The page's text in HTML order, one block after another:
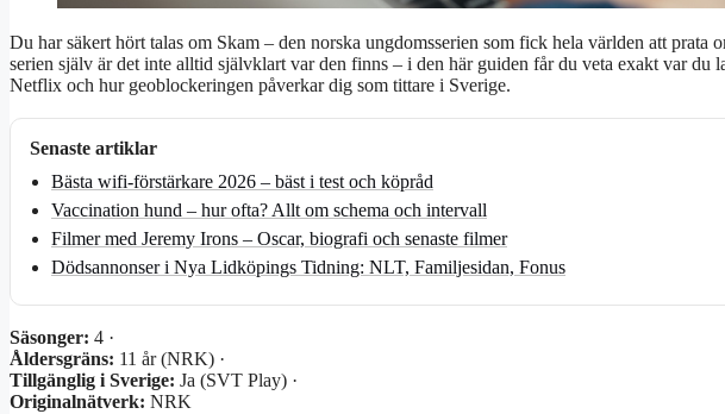
Du har säkert hört talas om Skam – den norska ungdomsserien som fick hela världen att
serien själv är det inte alltid självklart var den finns – i den här guiden får du veta exakt var du
Netflix och hur geoblockeringen påverkar dig som tittare i Sverige.
Senaste artiklar
Bästa wifi-förstärkare 2026 – bäst i test och köpråd
Vaccination hund – hur ofta? Allt om schema och intervall
Filmer med Jeremy Irons – Oscar, biografi och senaste filmer
Dödsannonser i Nya Lidköpings Tidning: NLT, Familjesidan, Fonus
Säsonger: 4 ·
Åldersgräns: 11 år (NRK) ·
Tillgänglig i Sverige: Ja (SVT Play) ·
Originalnätverk: NRK